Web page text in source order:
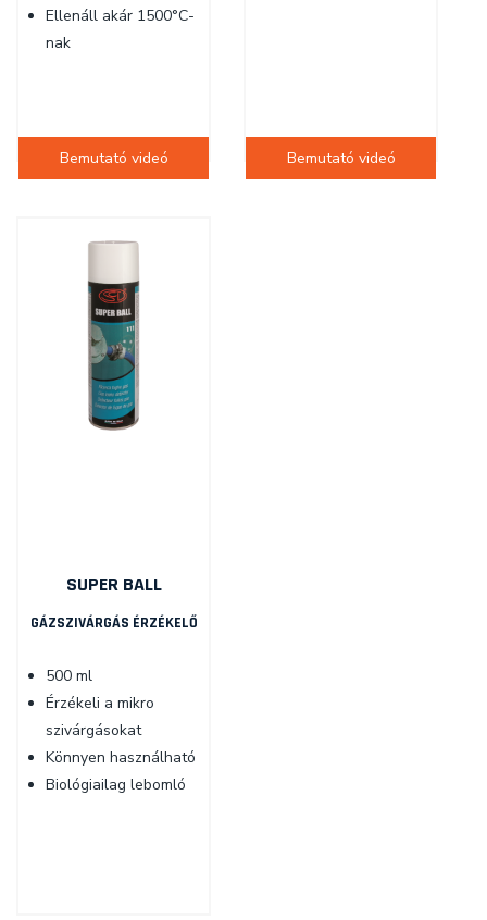
Ellenáll akár 1500°C-
nak
Bemutató videó Bemutató videó
SUPER BALL
GÁZSZIVÁRGÁS ÉRZÉKELŐ
500 ml
Érzékeli a mikro
szivárgásokat
Könnyen használható
Biológiailag lebomló